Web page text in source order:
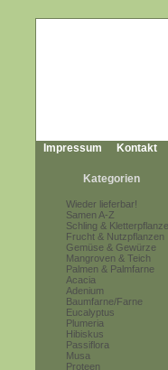
Impressum Kontakt
Kategorien
Wieder lieferbar!
Samen A-Z
Schling &
Frucht & Nutzpflanzen
Gemüse & Gewürze
Mangroven & Teich
Palmen & Palmfarne
Acacia
Adenium
Baumfarne/Farne
Eucalyptus
Plumeria
Hibiskus
Passiflora
Musa
Proteen